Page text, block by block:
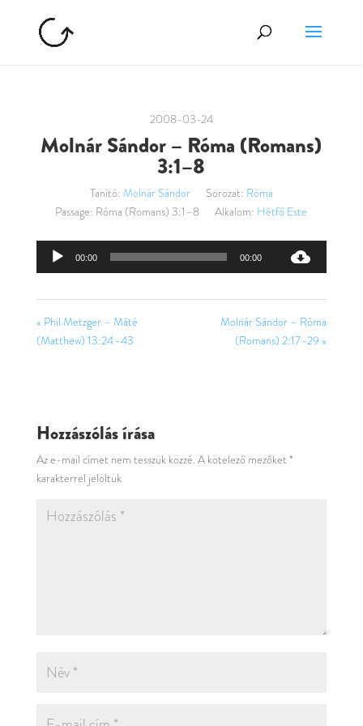
2008-03-24
Molnár Sándor – Róma (Romans)
3:1–8
Tanító: Molnár Sándor Sorozat: Róma
Passage: Róma (Romans) 3:1–8 Alkalom: Hétfő Este
Audió
00:00 00:00
« Phil Metzger – Máté
(Matthew) 13:24–43
Molnár Sándor – Róma
(Romans) 2:17–29 »
Hozzászólás írása
Az e-mail címet nem tesszük közzé. A kötelező mezőket *
karakterrel jelöltük